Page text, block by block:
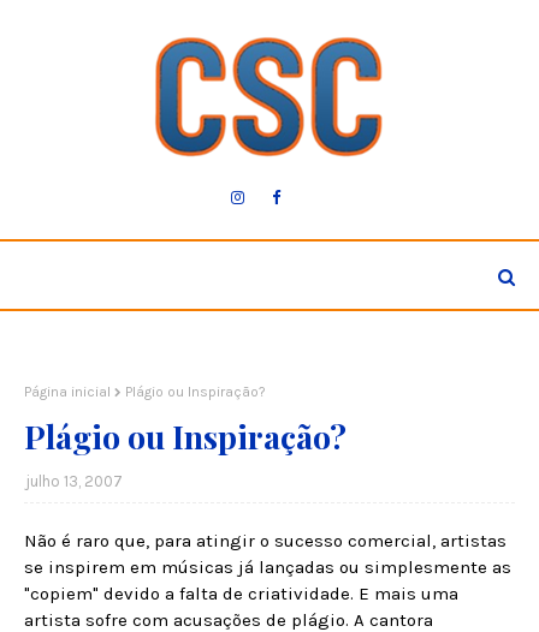
Página inicial Plágio ou Inspiração?
Plágio ou Inspiração?
julho 13, 2007
Não é raro que, para atingir o sucesso comercial, artistas
se inspirem em músicas já lançadas ou simplesmente as
"copiem" devido a falta de criatividade. E mais uma
artista sofre com acusações de plágio. A cantora